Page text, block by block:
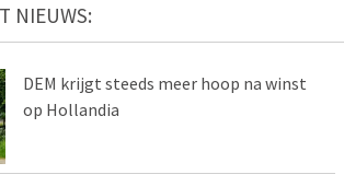
NIEUWS:
DEM krijgt steeds meer hoop na winst
op Hollandia